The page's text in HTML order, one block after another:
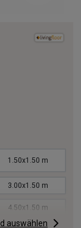
1.50x1.50 m
3.00x1.50 m
4.50x1.50 m
auswählen